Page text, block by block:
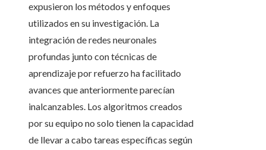
expusieron los métodos y enfoques
utilizados en su investigación. La
integración de redes neuronales
profundas junto con técnicas de
aprendizaje por refuerzo ha facilitado
avances que anteriormente parecían
inalcanzables. Los algoritmos creados
por su equipo no solo tienen la capacidad
de llevar a cabo tareas específicas según